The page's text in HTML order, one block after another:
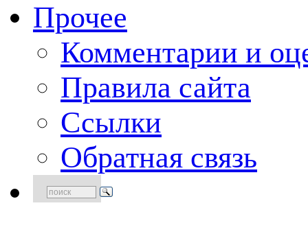
Прочее
Комментарии и
Правила сайта
Ссылки
Обратная связь